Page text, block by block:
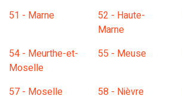
51 - Marne
52 - Haute-
Marne
54 - Meurthe-et-
Moselle
55 - Meuse
57 - Moselle 58 - Nièvre